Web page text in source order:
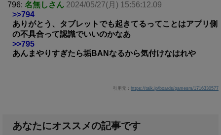
796: 名無しさん 2024/05/27(月) 15:56:12.09
>>794
ありがとう、タブレットでも起きてるってことはアプリ側
の不具合って認識でいいのかなあ
>>795
あんまやりすぎたら垢BANなるから気付けなはれや
引用元： https://talk.jp/boards/gamesm/1716330577
あなたにオススメの記事です